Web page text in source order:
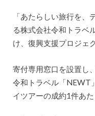
「あたらしい旅行を
る株式会社令和トラベ
け、復興支援プロジェ
寄付専用窓口を設置し
令和トラベル「NEWT
イツアーの成約1件あ